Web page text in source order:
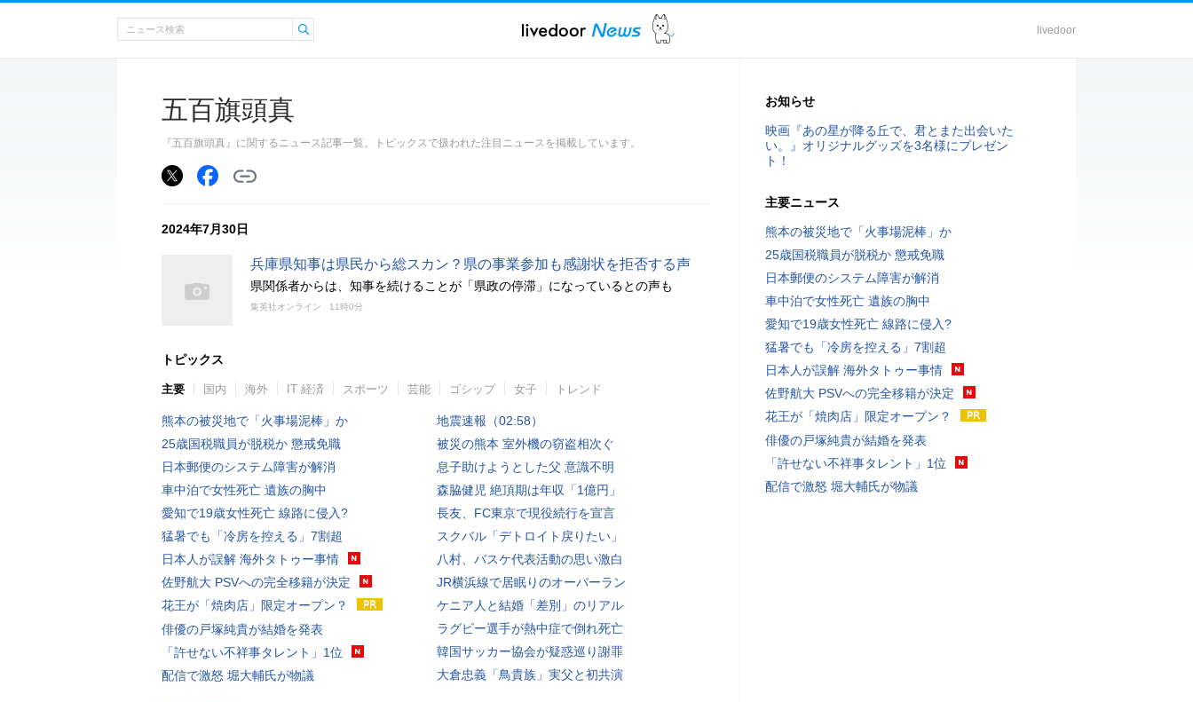
livedoor
五百旗頭真
『五百旗頭真』に関するニュース記事一覧。トピックスで扱われた注目ニュースを掲載しています。
2024年7月30日
兵庫県知事は県民から総スカン？県の事業参加も感謝状を拒否する声
県関係者からは、知事を続けることが「県政の停滞」になっているとの声も
集英社オンライン 11時0分
トピックス
主要 国内 海外 IT 経済 スポーツ 芸能 ゴシップ 女子 トレンド
熊本の被災地で「火事場泥棒」か
25歳国税職員が脱税か 懲戒免職
日本郵便のシステム障害が解消
車中泊で女性死亡 遺族の胸中
愛知で19歳女性死亡 線路に侵入?
猛暑でも「冷房を控える」7割超
日本人が誤解 海外タトゥー事情
佐野航大 PSVへの完全移籍が決定
花王が「焼肉店」限定オープン？
俳優の戸塚純貴が結婚を発表
「許せない不祥事タレント」1位
配信で激怒 堀大輔氏が物議
地震速報（02:58）
被災の熊本 室外機の窃盗相次ぐ
息子助けようとした父 意識不明
森脇健児 絶頂期は年収「1億円」
長友、FC東京で現役続行を宣言
スクバル「デトロイト戻りたい」
八村、バスケ代表活動の思い激白
JR横浜線で居眠りのオーバーラン
ケニア人と結婚「差別」のリアル
ラグビー選手が熱中症で倒れ死亡
韓国サッカー協会が疑惑巡り謝罪
大倉忠義「鳥貴族」実父と初共演
お知らせ
映画『あの星が降る丘で、君とまた出会いた
い。』オリジナルグッズを3名様にプレゼン
ト！
主要ニュース
熊本の被災地で「火事場泥棒」か
25歳国税職員が脱税か 懲戒免職
日本郵便のシステム障害が解消
車中泊で女性死亡 遺族の胸中
愛知で19歳女性死亡 線路に侵入?
猛暑でも「冷房を控える」7割超
日本人が誤解 海外タトゥー事情
佐野航大 PSVへの完全移籍が決定
花王が「焼肉店」限定オープン？
俳優の戸塚純貴が結婚を発表
「許せない不祥事タレント」1位
配信で激怒 堀大輔氏が物議